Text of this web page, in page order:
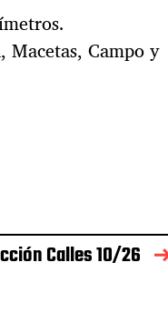
Macetas, Campo y
Calles 10/26